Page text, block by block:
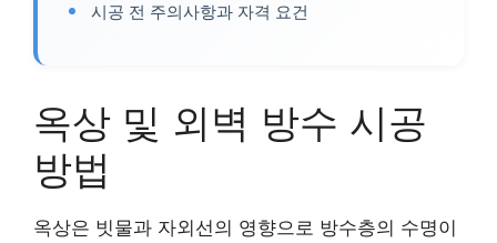
시공 전 주의사항과 자격 요건
옥상 및 외벽 방수 시공
방법
옥상은 빗물과 자외선의 영향으로 방수층의 수명이